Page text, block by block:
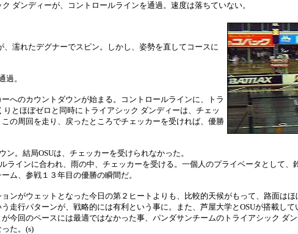
ダンディーが、コントロールラインを通過。速度は落ちていない。
濡れたデグナーでスピン。しかし、姿勢を直してコースに
過。
へのカウントダウンが始まる。コントロールラインに、トラ
とほぼゼロと同時にトライアシック ダンディーは、チェッ
の周回を走り、戻ったところでチェッカーを受ければ、優勝
ン。結局OSUは、チェッカーを受けられなかった。
ラインに合われ、雨の中、チェッカーを受ける。一個人のプライベータとして、
ム、参戦１３年目の優勝の瞬間だ。
ンがウェットとなった今日の第２ヒートよりも、比較的天候がもって、路面はほ
走行パターンが、戦略的には有利という事に。また、芦屋大学とOSUが搭載し
今回のペースには最適ではなかった事、パンダサンチームのトライアシック ダ
た。(s)